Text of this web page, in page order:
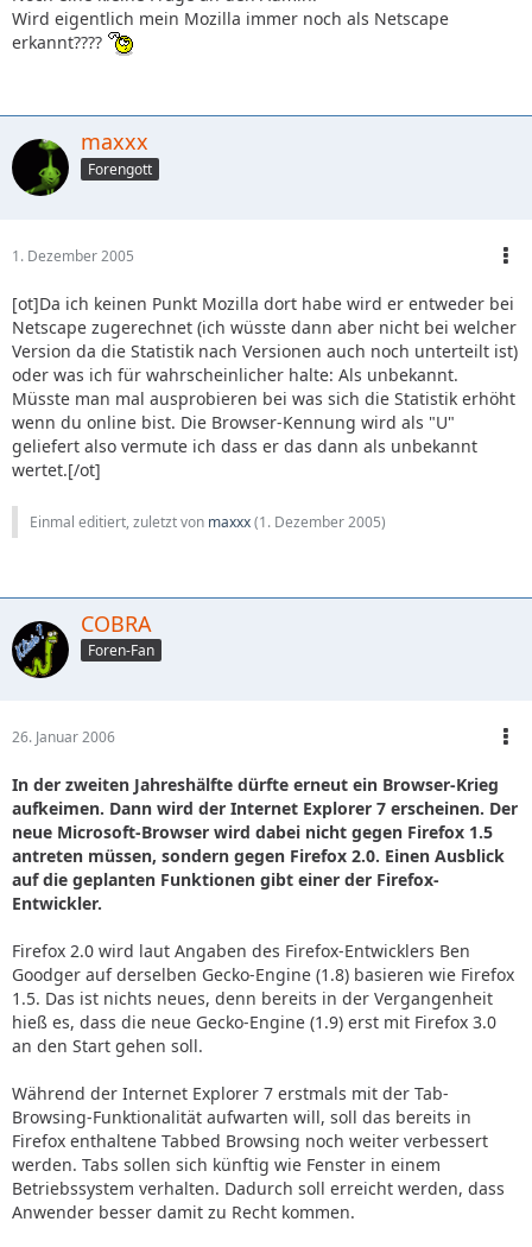
aber klingt zunächst richtig profan: Firefox verfügt nun über
eine stark verbesserte Vor- und Zurück-Funktion. Das klingt
nach "China-Baum-umgefallen", wirkt sich beim Surfen aber
aufgebaut werden. Die Bewegung von einer Seite zurück
zur anderen oder wieder vor geschieht ohne jede spürbare
Zeitverzögerung - das ist, als "blättere" man im Internet.
Mozilla selbst beschreibt seine kleinen, aber teils feinen
und Benutzerfreundlichkeit, Sicherheits-Features und
Funktionen zum Schutz der Privatsphäre sowie optimierte
individuelle Einstellungen durch den Anwender gehören
zum Upgrade."
[...]
Quelle: http://www.spiegel.de/netzwelt…
gie/0,1518,387681,00.html
Wird eigentlich mein Mozilla immer noch als Netscape
erkannt????
maxxx
Forengott
1. Dezember 2005
[ot]Da ich keinen Punkt Mozilla dort habe wird er entweder bei
Netscape zugerechnet (ich wüsste dann aber nicht bei welcher
Version da die Statistik nach Versionen auch noch unterteilt ist)
oder was ich für wahrscheinlicher halte: Als unbekannt.
Müsste man mal ausprobieren bei was sich die Statistik erhöht
wenn du online bist. Die Browser-Kennung wird als "U"
geliefert also vermute ich dass er das dann als unbekannt
wertet.[/ot]
Einmal editiert, zuletzt von maxxx(1. Dezember 2005)
COBRA
Foren-Fan
26. Januar 2006
In der zweiten Jahreshälfte dürfte erneut ein Browser-Krieg
aufkeimen. Dann wird der Internet Explorer 7 erscheinen. Der
neue Microsoft-Browser wird dabei nicht gegen Firefox 1.5
antreten müssen, sondern gegen Firefox 2.0. Einen Ausblick
auf die geplanten Funktionen gibt einer der Firefox-
Entwickler.
Firefox 2.0 wird laut Angaben des Firefox-Entwicklers Ben
Goodger auf derselben Gecko-Engine (1.8) basieren wie Firefox
1.5. Das ist nichts neues, denn bereits in der Vergangenheit
hieß es, dass die neue Gecko-Engine (1.9) erst mit Firefox 3.0
an den Start gehen soll.
Während der Internet Explorer 7 erstmals mit der Tab-
Browsing-Funktionalität aufwarten will, soll das bereits in
Firefox enthaltene Tabbed Browsing noch weiter verbessert
werden. Tabs sollen sich künftig wie Fenster in einem
Betriebssystem verhalten. Dadurch soll erreicht werden, dass
Anwender besser damit zu Recht kommen.